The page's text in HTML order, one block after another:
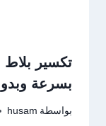
تكسير بلاط
بسرعة
بواسطة husam